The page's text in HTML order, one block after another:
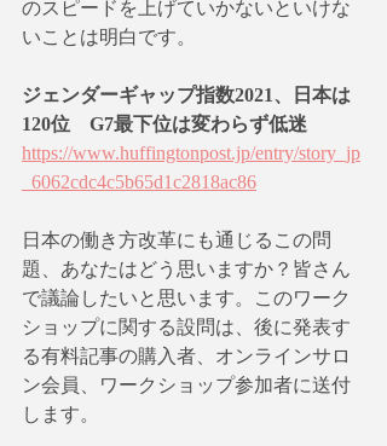
のスピードを上げていかないといけな
いことは明白です。
ジェンダーギャップ指数2021、日本は
120位　G7最下位は変わらず低迷
https://www.huffingtonpost.jp/entry/story_jp
_6062cdc4c5b65d1c2818ac86
日本の働き方改革にも通じるこの問
題、あなたはどう思いますか？皆さん
で議論したいと思います。このワーク
ショップに関する設問は、後に発表す
る有料記事の購入者、オンラインサロ
ン会員、ワークショップ参加者に送付
します。